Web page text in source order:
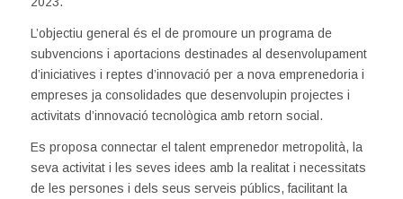
L’objectiu general és el de promoure un programa de
subvencions i aportacions destinades al desenvolupament
d’iniciatives i reptes d’innovació per a nova emprenedoria i
empreses ja consolidades que desenvolupin projectes i
activitats d’innovació tecnològica amb retorn social.
Es proposa connectar el talent emprenedor metropolità, la
seva activitat i les seves idees amb la realitat i necessitats
de les persones i dels seus serveis públics, facilitant la